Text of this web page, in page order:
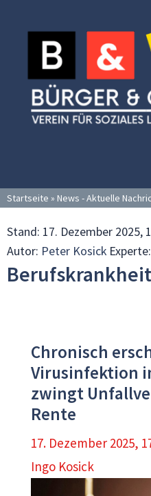
Inhalt
springen
Startseite » News - Aktuelle
Stand: 17. Dezember 2025,
Autor: Peter Kosick Experte:
Chronisch
Virusinfektion
zwingt
Rente
17. Dezember 2025,
Ingo Kosick